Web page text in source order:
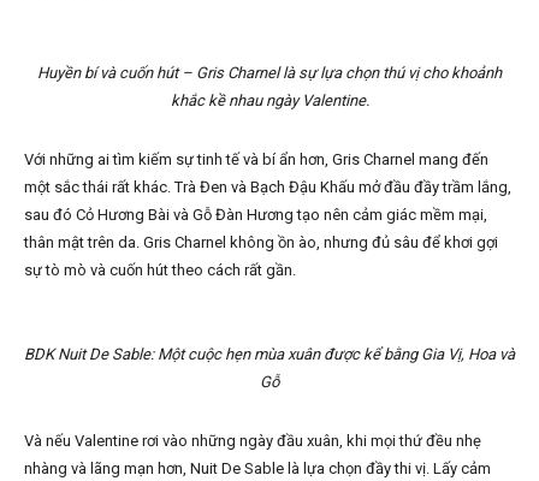
Huyền bí và cuốn hút – Gris Charnel là sự lựa chọn thú vị cho khoảnh
khắc kề nhau ngày Valentine.
Với những ai tìm kiếm sự tinh tế và bí ẩn hơn, Gris Charnel mang đến
một sắc thái rất khác. Trà Đen và Bạch Đậu Khấu mở đầu đầy trầm lắng,
sau đó Cỏ Hương Bài và Gỗ Đàn Hương tạo nên cảm giác mềm mại,
thân mật trên da. Gris Charnel không ồn ào, nhưng đủ sâu để khơi gợi
sự tò mò và cuốn hút theo cách rất gần.
BDK Nuit De Sable: Một cuộc hẹn mùa xuân được kể bằng Gia Vị, Hoa và
Gỗ
Và nếu Valentine rơi vào những ngày đầu xuân, khi mọi thứ đều nhẹ
nhàng và lãng mạn hơn, Nuit De Sable là lựa chọn đầy thi vị. Lấy cảm